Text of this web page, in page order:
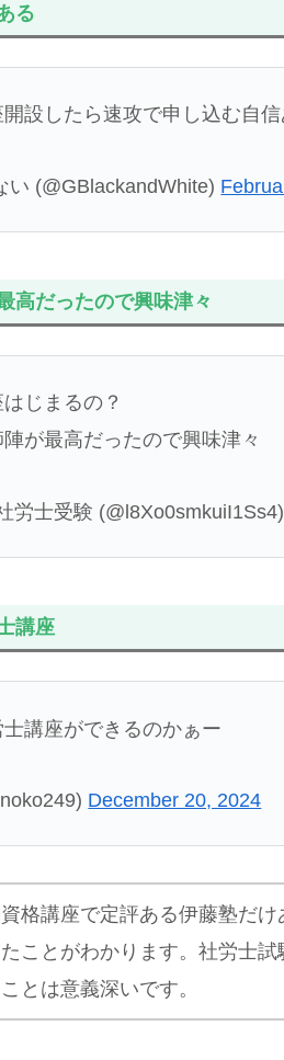
る
設したら速攻で申し込む自信
(@GBlackandWhite)
高だったので興味津々
じまるの？
が最高だったので興味津々
労士受験 (@l8Xo0smkuiI1Ss4)
講座
講座ができるのかぁー
December 20, 2024
格講座で定評ある伊藤塾だ
ことがわかります。社労士
とは意義深いです。